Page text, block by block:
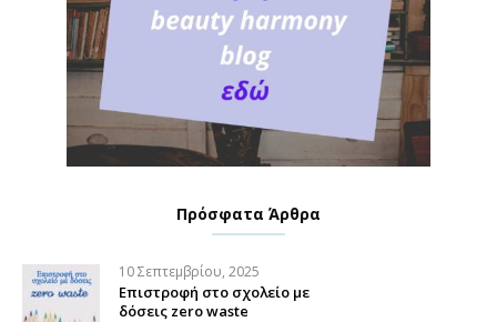
Πρόσφατα Άρθρα
10 Σεπτεμβρίου, 2025
Επιστροφή στο σχολείο με
δόσεις zero waste